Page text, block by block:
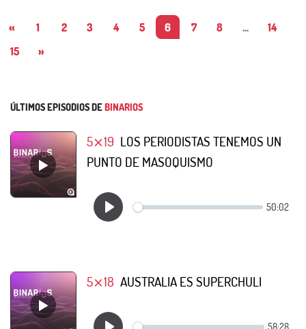
« 1 2 3 4 5 6 7 8 ...
14
15
»
ÚLTIMOS EPISODIOS DEBINARIOS
5⨯19 LOS PERIODISTAS TENEMOS UN
PUNTO DE MASOQUISMO
5⨯18 AUSTRALIA ES SUPERCHULI